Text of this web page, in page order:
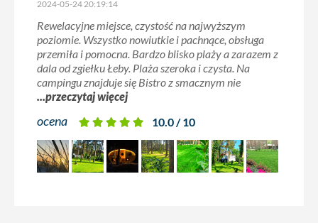
2024-05-24 20:19:14
Rewelacyjne miejsce, czystość na najwyższym
poziomie. Wszystko nowiutkie i pachnące, obsługa
przemiła i pomocna. Bardzo blisko plaży a zarazem z
dala od zgiełku Łeby. Plaża szeroka i czysta. Na
campingu znajduje się Bistro z smacznym nie
...przeczytaj więcej
ocena 10.0 / 10